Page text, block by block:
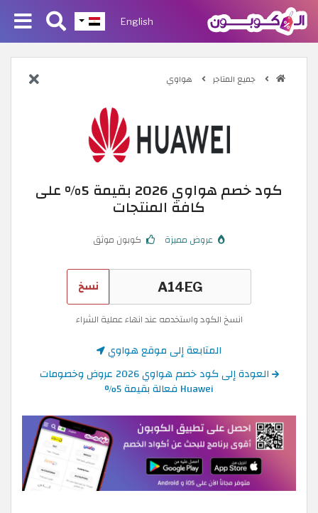
English
جميع المتاجر هواوي
كود خصم هواوي 2026 بقيمة 5% على
كافة المنتجات
عروض مميزة كوبون موثق
نسخ
انسخ الكود واستخدمه عند انهاء عملية الشراء
المتابعة إلى موقع هواوي
العودة إلى كود خصم هواوي 2026 عروض وخصومات
Huawei فعالة بقيمة 5%